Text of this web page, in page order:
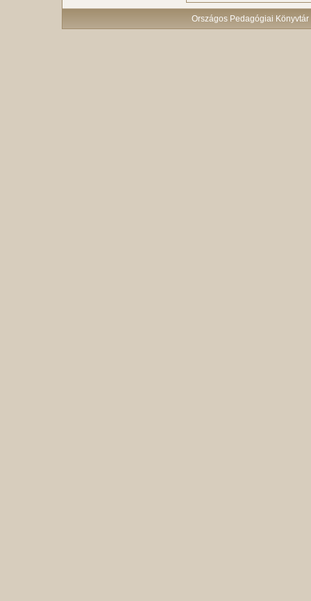
Országos Pedagógiai